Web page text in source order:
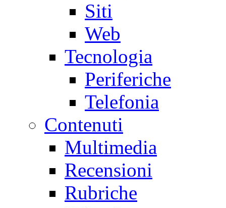
Siti
Web
Tecnologia
Periferiche
Telefonia
Contenuti
Multimedia
Recensioni
Rubriche